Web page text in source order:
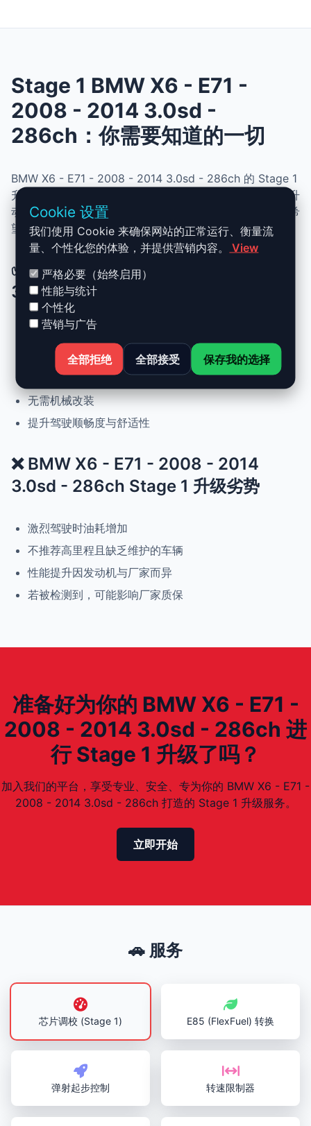
Stage 1 BMW X6 - E71 -
2008 - 2014 3.0sd -
286ch：你需要知道的一切
BMW X6 - E71 - 2008 - 2014 3.0sd - 286ch 的 Stage 1
升级结合了性能、安全与简便性。无需机械改动，即可提升
动力、扭矩并优化油耗。非常适合追求更灵敏驾驶体验且希
望保持原厂可靠性的车主。
✅ BMW X6 - E71 - 2008 - 2014
3.0sd - 286ch Stage 1 升级优势
动力提升高达 +30%，扭矩提升 +25%
正常驾驶下优化油耗
可随时恢复原厂设置
无需机械改装
提升驾驶顺畅度与舒适性
❌ BMW X6 - E71 - 2008 - 2014
3.0sd - 286ch Stage 1 升级劣势
激烈驾驶时油耗增加
不推荐高里程且缺乏维护的车辆
性能提升因发动机与厂家而异
若被检测到，可能影响厂家质保
准备好为你的 BMW X6 - E71 -
2008 - 2014 3.0sd - 286ch 进
行 Stage 1 升级了吗？
加入我们的平台，享受专业、安全、专为你的 BMW X6 - E71 -
2008 - 2014 3.0sd - 286ch 打造的 Stage 1 升级服务。
立即开始
Cookie 设置
我们使用 Cookie 来确保网站的正常运行、衡量流
量、个性化您的体验，并提供营销内容。
View
严格必要（始终启用）
性能与统计
个性化
营销与广告
全部拒绝 全部接受 保存我的选择
🚗 服务
芯片调校 (Stage 1) E85 (FlexFuel) 转换
弹射起步控制 转速限制器